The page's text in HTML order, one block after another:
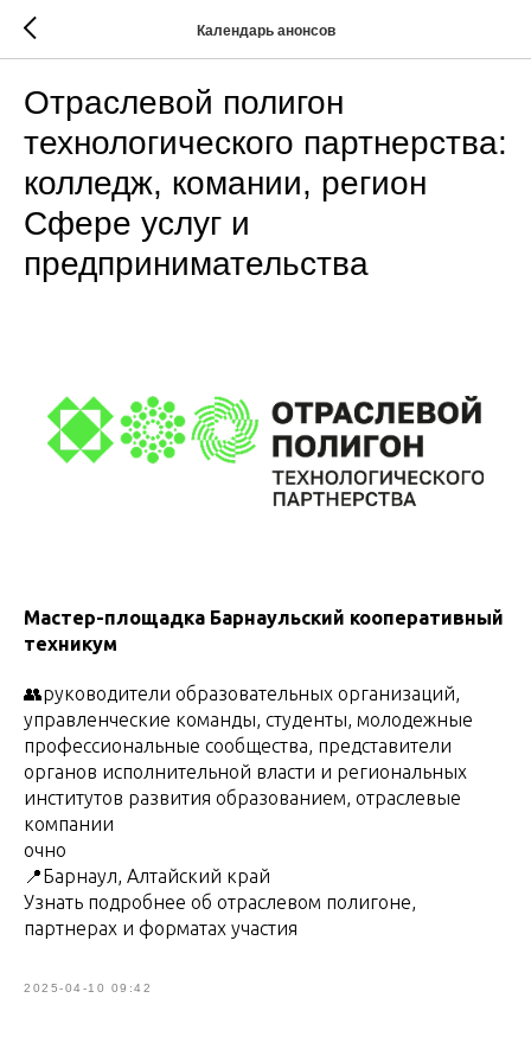
Календарь анонсов
Отраслевой полигон
технологического партнерства:
колледж, комании, регион
Сфере услуг и
предпринимательства
Мастер-площадка Барнаульский кооперативный
техникум
👥руководители образовательных организаций,
управленческие команды, студенты, молодежные
профессиональные сообщества, представители
органов исполнительной власти и региональных
институтов развития образованием, отраслевые
компании
очно
📍Барнаул, Алтайский край
Узнать подробнее об отраслевом полигоне,
партнерах и форматах участия
2025-04-10 09:42